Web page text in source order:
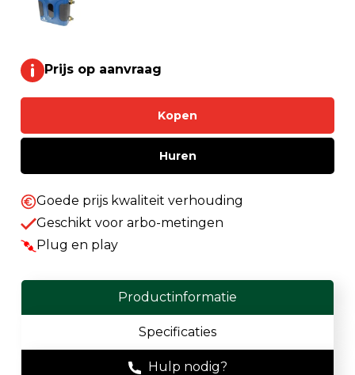
Prijs op aanvraag
Huren
Kopen
Goede prijs kwaliteit verhouding
Geschikt voor arbo-metingen
Plug en play
Productinformatie
Specificaties
Hulp nodig?